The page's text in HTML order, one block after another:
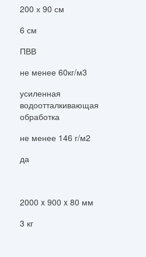
200 х 90 см
6 см
ПВВ
не менее 60кг/м3
усиленная
водоотталкивающая
обработка
не менее 146 г/м2
да
2000 x 900 x 80 мм
3 кг